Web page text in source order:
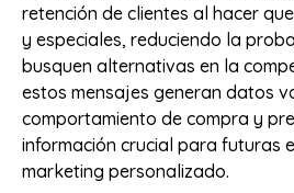
retención de clientes al hacer
y especiales, reduciendo la
busquen alternativas en la
estos mensajes generan datos
comportamiento de compra y
información crucial para futuras
marketing personalizado.